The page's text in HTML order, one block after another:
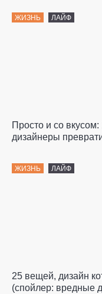
ЖИЗНЬ ЛАЙФ
Просто и со
дизайнеры
ЖИЗНЬ ЛАЙФ
25 вещей, дизайн
(спойлер: вредные